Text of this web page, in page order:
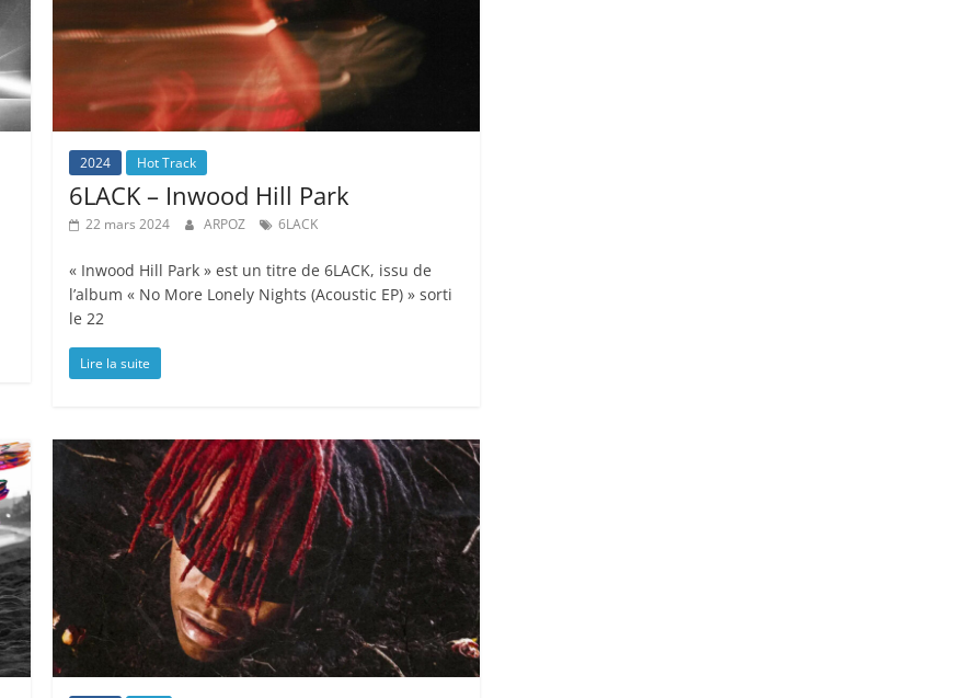
2024 Hot Track
6LACK – Inwood Hill Park
22 mars 2024 ARPOZ 6LACK
« Inwood Hill Park » est un titre de 6LACK, issu de
l’album « No More Lonely Nights (Acoustic EP) » sorti
le 22
Lire la suite